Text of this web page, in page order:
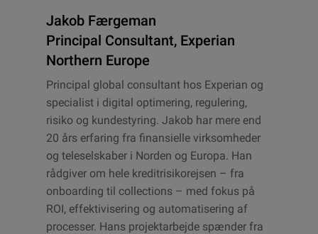
Jakob Færgeman
Principal Consultant, Experian
Northern Europe
Principal global consultant hos Experian og
specialist i digital optimering, regulering,
risiko og kundestyring. Jakob har mere end
20 års erfaring fra finansielle virksomheder
og teleselskaber i Norden og Europa. Han
rådgiver om hele kreditrisikorejsen – fra
onboarding til collections – med fokus på
ROI, effektivisering og automatisering af
processer. Hans projektarbejde spænder fra